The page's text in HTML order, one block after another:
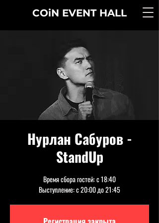
COiN EVENT HALL
Нурлан Сабуров -
StandUp
Время сбора гостей: с 18:40
Выступление: с 20:00 до 21:45